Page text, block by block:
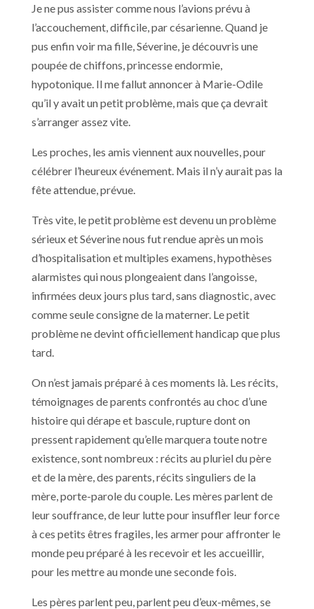
Je ne pus assister comme nous l’avions prévu à
l’accouchement, difficile, par césarienne. Quand je
pus enfin voir ma fille, Séverine, je découvris une
poupée de chiffons, princesse endormie,
hypotonique. Il me fallut annoncer à Marie-Odile
qu’il y avait un petit problème, mais que ça devrait
s’arranger assez vite.
Les proches, les amis viennent aux nouvelles, pour
célébrer l’heureux événement. Mais il n’y aurait pas la
fête attendue, prévue.
Très vite, le petit problème est devenu un problème
sérieux et Séverine nous fut rendue après un mois
d’hospitalisation et multiples examens, hypothèses
alarmistes qui nous plongeaient dans l’angoisse,
infirmées deux jours plus tard, sans diagnostic, avec
comme seule consigne de la materner. Le petit
problème ne devint officiellement handicap que plus
tard.
On n’est jamais préparé à ces moments là. Les récits,
témoignages de parents confrontés au choc d’une
histoire qui dérape et bascule, rupture dont on
pressent rapidement qu’elle marquera toute notre
existence, sont nombreux : récits au pluriel du père
et de la mère, des parents, récits singuliers de la
mère, porte-parole du couple. Les mères parlent de
leur souffrance, de leur lutte pour insuffler leur force
à ces petits êtres fragiles, les armer pour affronter le
monde peu préparé à les recevoir et les accueillir,
pour les mettre au monde une seconde fois.
Les pères parlent peu, parlent peu d’eux-mêmes, se